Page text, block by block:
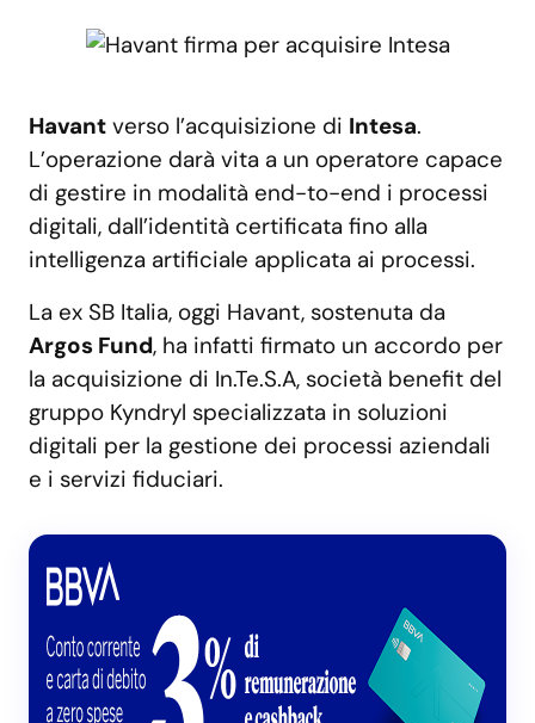
Havant verso l’acquisizione di Intesa.
L’operazione darà vita a un operatore capace
di gestire in modalità end-to-end i processi
digitali, dall’identità certificata fino alla
intelligenza artificiale applicata ai processi.
La ex SB Italia, oggi Havant, sostenuta da
Argos Fund, ha infatti firmato un accordo per
la acquisizione di In.Te.S.A, società benefit del
gruppo Kyndryl specializzata in soluzioni
digitali per la gestione dei processi aziendali
e i servizi fiduciari.